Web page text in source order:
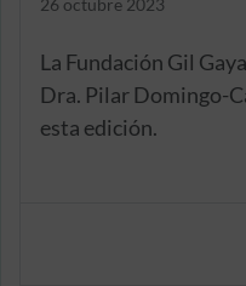
26 octubre 2023
La Fundación Gil
Dra. Pilar Domingo-
esta edición.